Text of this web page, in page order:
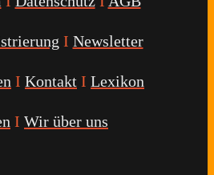
I Newsletter
I Kontakt I Lexikon
I Wir über uns